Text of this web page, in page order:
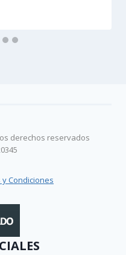
derechos reservados
Condiciones